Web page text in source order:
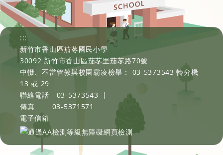
:::
新竹市香山區茄苳國民小學
30092 新竹市香山區茄苳里茄苳路70號
中輟、不當管教與校園霸凌檢舉： 03-5373543 轉分機
13 或 29
聯絡電話
03-5373543
|
傳真
03-5371571
電子信箱